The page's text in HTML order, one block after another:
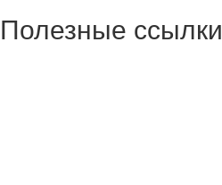
Полезные ссылки